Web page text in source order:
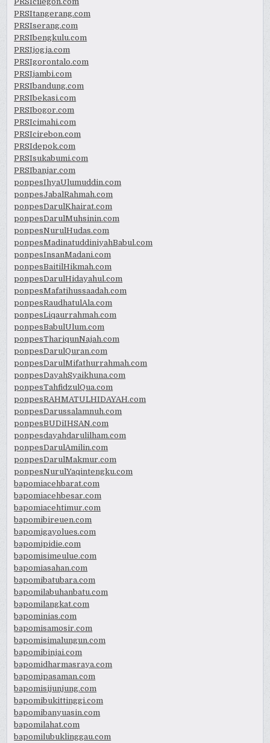
PRSItangerang.com
PRSIserang.com
PRSIbengkulu.com
PRSIjogja.com
PRSIgorontalo.com
PRSIjambi.com
PRSIbandung.com
PRSIbekasi.com
PRSIbogor.com
PRSIcimahi.com
PRSIcirebon.com
PRSIdepok.com
PRSIsukabumi.com
PRSIbanjar.com
ponpesIhyaUlumuddin.com
ponpesJabalRahmah.com
ponpesDarulKhairat.com
ponpesDarulMuhsinin.com
ponpesNurulHudas.com
ponpesMadinatuddiniyahBabul.com
ponpesInsanMadani.com
ponpesBaitilHikmah.com
ponpesDarulHidayahul.com
ponpesMafatihussaadah.com
ponpesRaudhatulAla.com
ponpesLiqaurrahmah.com
ponpesBabulUlum.com
ponpesThariqunNajah.com
ponpesDarulQuran.com
ponpesDarulMifathurrahmah.com
ponpesDayahSyaikhuna.com
ponpesTahfidzulQua.com
ponpesRAHMATULHIDAYAH.com
ponpesDarussalamnuh.com
ponpesBUDiIHSAN.com
ponpesdayahdarulilham.com
ponpesDarulAmilin.com
ponpesDarulMakmur.com
ponpesNurulYaqintengku.com
bapomiacehbarat.com
bapomiacehbesar.com
bapomiacehtimur.com
bapomibireuen.com
bapomigayolues.com
bapomipidie.com
bapomisimeulue.com
bapomiasahan.com
bapomibatubara.com
bapomilabuhanbatu.com
bapomilangkat.com
bapominias.com
bapomisamosir.com
bapomisimalungun.com
bapomibinjai.com
bapomidharmasraya.com
bapomipasaman.com
bapomisijunjung.com
bapomibukittinggi.com
bapomibanyuasin.com
bapomilahat.com
bapomilubuklinggau.com